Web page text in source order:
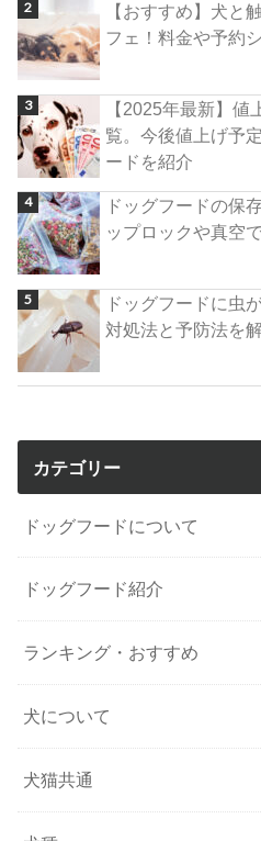
【おすすめ】犬と
フェ！料金や予約
【2025年最新】
覧。今後値上げ予
ードを紹介
ドッグフードの保
ップロックや真空
ドッグフードに虫
対処法と予防法を
カテゴリー
ドッグフードについて
ドッグフード紹介
ランキング・おすすめ
犬について
犬猫共通